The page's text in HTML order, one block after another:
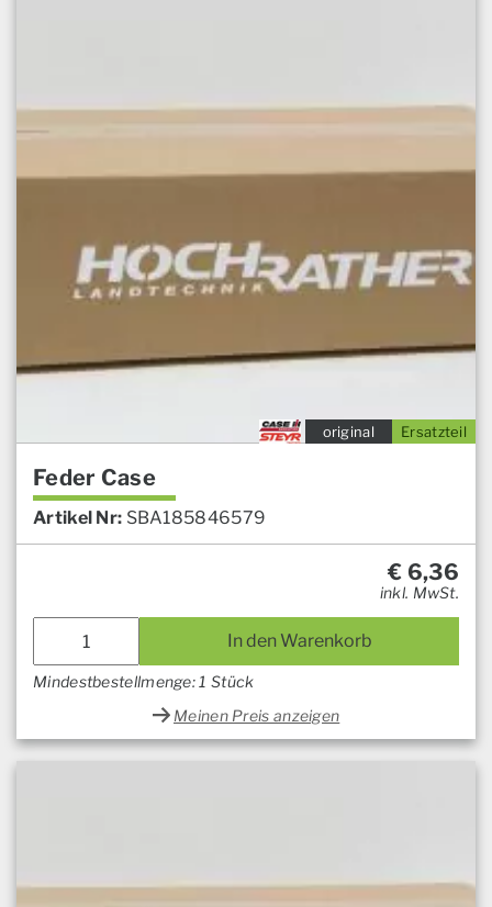
Ersatzteil
original
Feder Case
Artikel Nr: SBA185846579
€ 6,36
inkl. MwSt.
In den Warenkorb
Mindestbestellmenge: 1 Stück
Meinen Preis anzeigen